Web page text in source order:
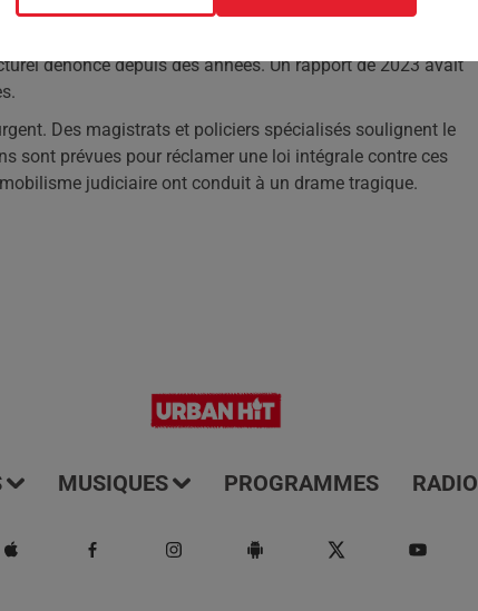
documents et interrogé une trentaine de professionnels.
en cause. Gérald Darmanin a évoqué des sanctions
dénoncé depuis des années. Un rapport de 2023 avait
Des magistrats et policiers spécialisés soulignent le
sont prévues pour réclamer une loi intégrale contre ces
judiciaire ont conduit à un drame tragique.
MUSIQUES PROGRAMMES RADIO